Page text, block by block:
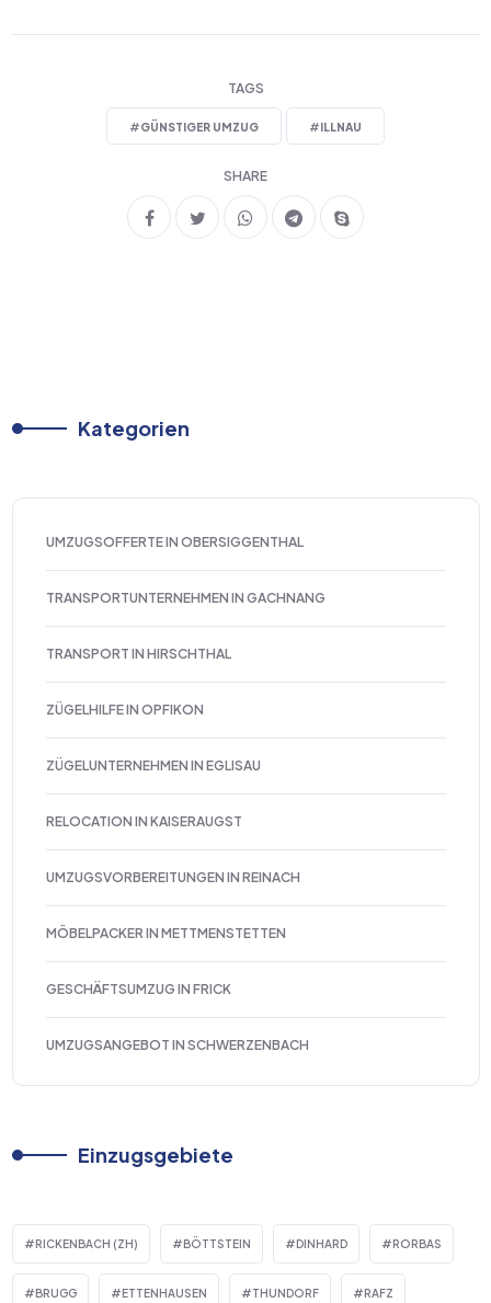
TAGS
#GÜNSTIGER UMZUG #ILLNAU
SHARE
Kategorien
UMZUGSOFFERTE IN OBERSIGGENTHAL
TRANSPORTUNTERNEHMEN IN GACHNANG
TRANSPORT IN HIRSCHTHAL
ZÜGELHILFE IN OPFIKON
ZÜGELUNTERNEHMEN IN EGLISAU
RELOCATION IN KAISERAUGST
UMZUGSVORBEREITUNGEN IN REINACH
MÖBELPACKER IN METTMENSTETTEN
GESCHÄFTSUMZUG IN FRICK
UMZUGSANGEBOT IN SCHWERZENBACH
Einzugsgebiete
RICKENBACH (ZH) BÖTTSTEIN DINHARD RORBAS
BRUGG ETTENHAUSEN THUNDORF RAFZ